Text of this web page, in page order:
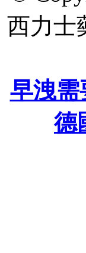
西力士
早洩需
德